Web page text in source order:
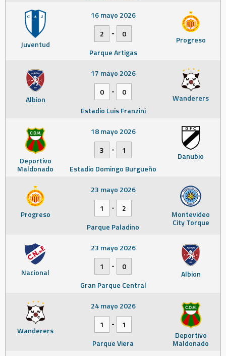
Juventud Progreso
16 mayo 2026
2
-
0
Parque Artigas
Albion Wanderers
17 mayo 2026
0
-
0
Estadio Luis Franzini
Deportivo
Maldonado
Danubio
18 mayo 2026
3
-
1
Estadio Domingo Burgueño
Progreso Montevideo
City Torque
23 mayo 2026
1
-
2
Parque Paladino
Nacional Albion
23 mayo 2026
1
-
0
Gran Parque Central
Wanderers Deportivo
Maldonado
24 mayo 2026
1
-
1
Parque Viera